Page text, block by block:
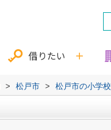
借りたい
> 松戸市 > 松戸市の小学校